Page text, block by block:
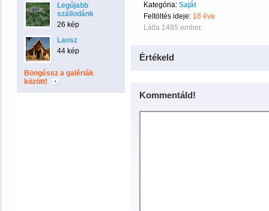
Legújabb
szállodánk
26 kép
Laosz
44 kép
Böngéssz a galériák
között!
Kategória: Saját
Feltöltés ideje: 18 éve
Látta 1485 ember.
Értékeld
Kommentáld!